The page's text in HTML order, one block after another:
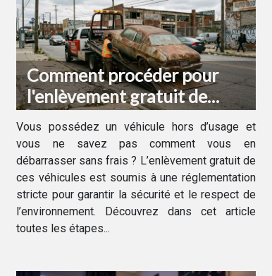
Comment procéder pour
l'enlèvement gratuit de
votre véhicule hors d'usage ?
Vous possédez un véhicule hors d’usage et
vous ne savez pas comment vous en
débarrasser sans frais ? L’enlèvement gratuit de
ces véhicules est soumis à une réglementation
stricte pour garantir la sécurité et le respect de
l’environnement. Découvrez dans cet article
toutes les étapes...